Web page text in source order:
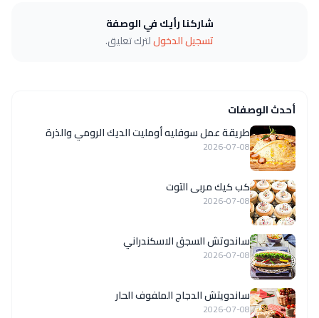
شاركنا رأيك في الوصفة
تسجيل الدخوللترك تعليق.
أحدث الوصفات
طريقة عمل سوفليه أومليت الديك الرومي والذرة
2026-07-08
كب كيك مربى التوت
2026-07-08
ساندوتش السجق الاسكندراني
2026-07-08
ساندويتش الدجاج الملفوف الحار
2026-07-08